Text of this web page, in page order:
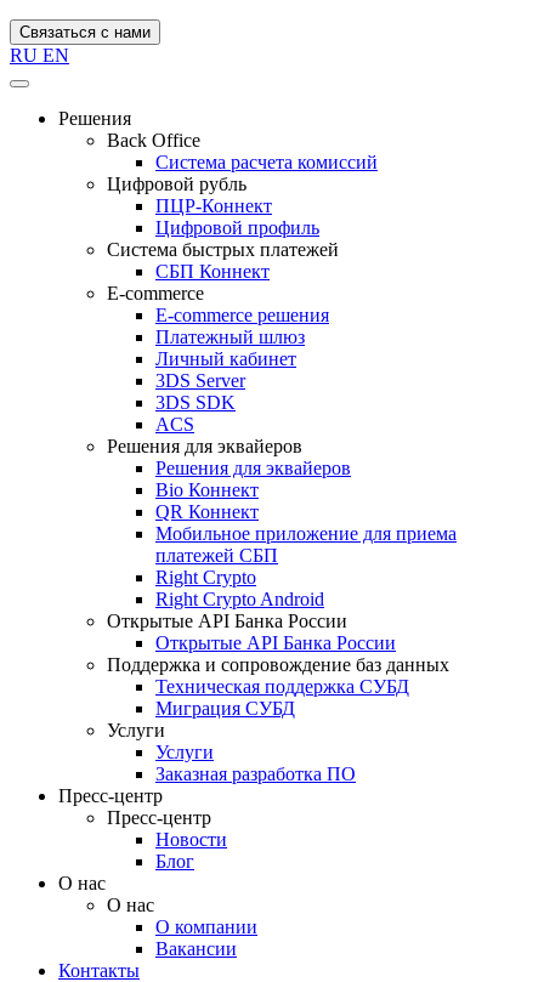
Связаться с нами
RU EN
Решения
Back Office
Система расчета комиссий
Цифровой рубль
ПЦР-Коннект
Цифровой профиль
Система быстрых платежей
СБП Коннект
E-commerce
E-commerce решения
Платежный шлюз
Личный кабинет
3DS Server
3DS SDK
ACS
Решения для эквайеров
Решения для эквайеров
Bio Коннект
QR Коннект
Мобильное приложение для приема
платежей СБП
Right Crypto
Right Crypto Android
Открытые API Банка России
Открытые API Банка России
Поддержка и сопровождение баз данных
Техническая поддержка СУБД
Миграция СУБД
Услуги
Услуги
Заказная разработка ПО
Пресс-центр
Пресс-центр
Новости
Блог
О нас
О нас
О компании
Вакансии
Контакты